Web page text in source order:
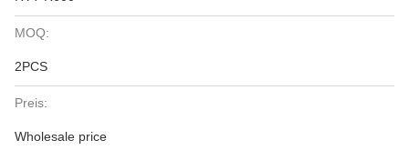
MOQ:
2PCS
Preis:
Wholesale price